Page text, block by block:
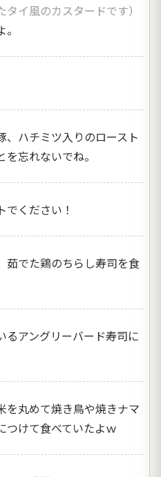
イ風のカスタードです）
、ハチミツ入りのロースト
忘れないでね。
でください！
茹でた鶏のちらし寿司を食
るアングリーバード寿司に
を丸めて焼き鳥や焼きナマ
つけて食べていたよｗ